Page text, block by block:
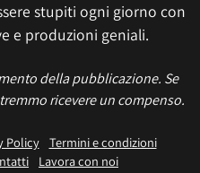
stupiti ogni giorno con
e produzioni geniali.
della pubblicazione. Se
ricevere un compenso.
Policy
Termini e condizioni
Lavora con noi